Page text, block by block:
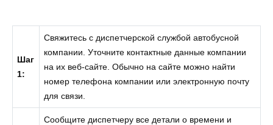
Шаг
1:
Свяжитесь с диспетчерской службой автобусной
компании. Уточните контактные данные компании
на их веб-сайте. Обычно на сайте можно найти
номер телефона компании или электронную почту
для связи.
Сообщите диспетчеру все детали о времени и